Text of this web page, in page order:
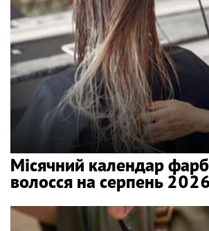
Місячний календар
волосся на серпень